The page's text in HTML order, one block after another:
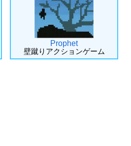
Prophet
壁蹴りアクションゲーム